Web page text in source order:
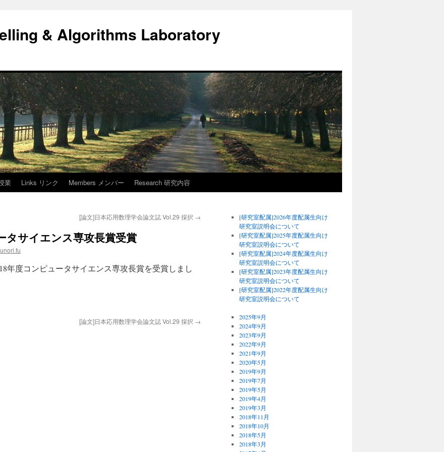
& Algorithms Laboratory
業 Links リンク Members メンバー Research 研究内容
[論文]日本応用数理学会論文誌 Vol.29 採択 →
タサイエンス専攻長賞受賞
年度コンピュータサイエンス専攻長賞を受賞しまし
[論文]日本応用数理学会論文誌 Vol.29 採択 →
[研究室配属]2026年度配属生向け
研究室説明会について
[研究室配属]2025年度配属生向け
研究室説明会について
[研究室配属]2024年度配属生向け
研究室説明会について
[研究室配属]2023年度配属生向け
研究室説明会について
[研究室配属]2022年度配属生向け
研究室説明会について
2025年9月
2024年9月
2023年9月
2022年9月
2021年9月
2020年5月
2019年9月
2019年7月
2019年5月
2019年4月
2019年3月
2018年11月
2018年10月
2018年5月
2018年3月